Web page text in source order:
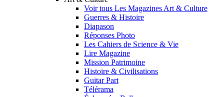
Voir tous Les Magazines Art & Culture
Guerres & Histoire
Diapason
Réponses Photo
Les Cahiers de Science & Vie
Lire Magazine
Mission Patrimoine
Histoire & Civilisations
Guitar Part
Télérama